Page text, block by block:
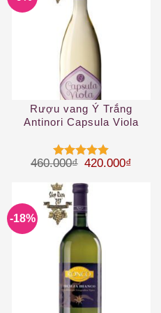
hiện tại là: 1.485.000₫.
Rượu vang Ý Trắng
Antinori Capsula Viola
Được xếp
sao
460.000₫ Giá gốc là:
420.000₫
-18%